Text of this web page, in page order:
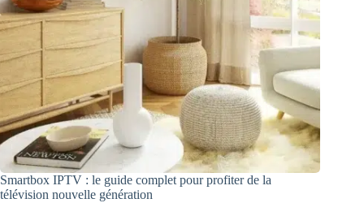
Smartbox IPTV : le guide complet pour profiter de la
télévision nouvelle génération